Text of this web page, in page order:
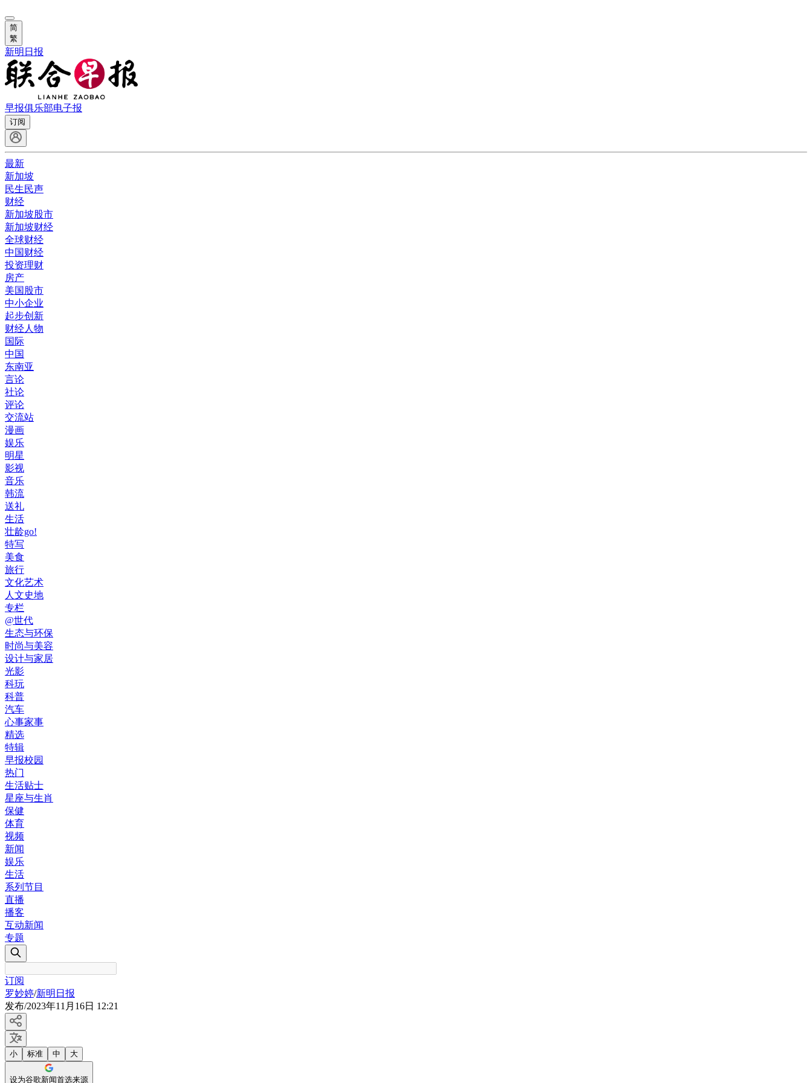
简
繁
新明日报
早报俱乐部电子报
订阅
最新
新加坡
民生民声
财经
新加坡股市
新加坡财经
全球财经
中国财经
投资理财
房产
美国股市
中小企业
起步创新
财经人物
国际
中国
东南亚
言论
社论
评论
交流站
漫画
娱乐
明星
影视
音乐
韩流
送礼
生活
壮龄go!
特写
美食
旅行
文化艺术
人文史地
专栏
@世代
生态与环保
时尚与美容
设计与家居
光影
科玩
科普
汽车
心事家事
精选
特辑
早报校园
热门
生活贴士
星座与生肖
保健
体育
视频
新闻
娱乐
生活
系列节目
直播
播客
互动新闻
专题
订阅
罗妙婷/新明日报
发布/2023年11月16日 12:21
小 标准 中 大
设为谷歌新闻首选来源